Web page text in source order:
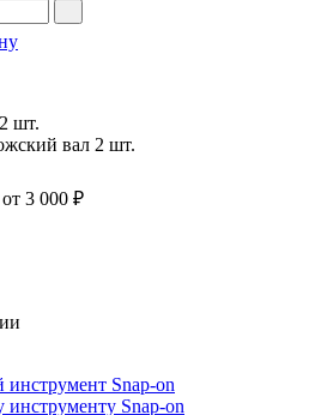
2 шт.
вал 2 шт.
от 3 000 ₽
Snap-on
инструменту Snap-on